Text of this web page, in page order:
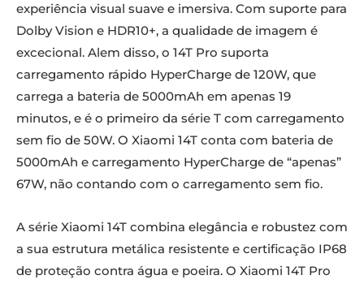
experiência visual suave e imersiva. Com suporte para
Dolby Vision e HDR10+, a qualidade de imagem é
excecional. Alem disso, o 14T Pro suporta
carregamento rápido HyperCharge de 120W, que
carrega a bateria de 5000mAh em apenas 19
minutos, e é o primeiro da série T com carregamento
sem fio de 50W. O Xiaomi 14T conta com bateria de
5000mAh e carregamento HyperCharge de “apenas”
67W, não contando com o carregamento sem fio.
A série Xiaomi 14T combina elegância e robustez com
a sua estrutura metálica resistente e certificação IP68
de proteção contra água e poeira. O Xiaomi 14T Pro